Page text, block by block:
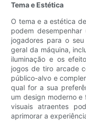
Tema e Estética
O tema e a estética
podem
jogadores para o
geral da máquina,
iluminação e os
jogos de tiro arcade
público-alvo e
qual for a sua
um design moderno e
visuais atraentes
aprimorar a